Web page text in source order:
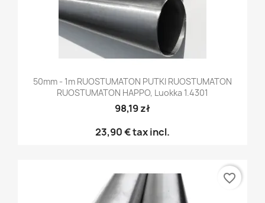
50mm - 1m RUOSTUMATON PUTKI RUOSTUMATON
RUOSTUMATON HAPPO, Luokka 1.4301
98,19 zł
23,90 €tax incl.
favorite_border